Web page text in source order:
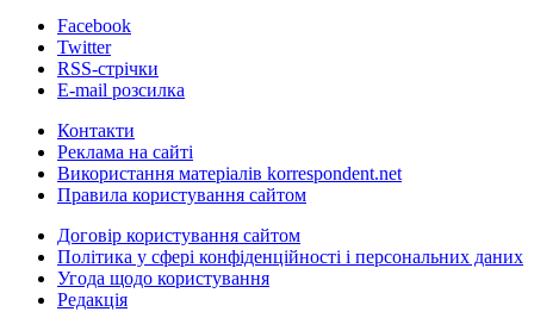
Facebook
Twitter
RSS-стрічки
E-mail розсилка
Контакти
Реклама на сайті
Використання матеріалів korrespondent.net
Правила користування сайтом
Договір користування сайтом
Політика у сфері конфіденційності і персональних даних
Угода щодо користування
Редакція